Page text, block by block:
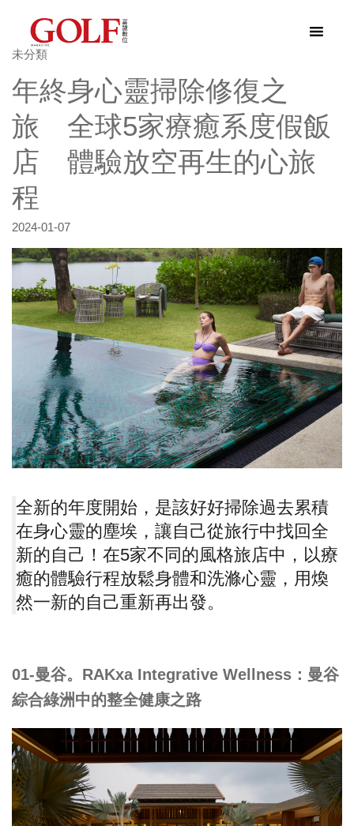
未分類
年終身心靈掃除修復之
旅 全球5家療癒系度假飯
店 體驗放空再生的心旅
程
2024-01-07
全新的年度開始，是該好好掃除過去累積
在身心靈的塵埃，讓自己從旅行中找回全
新的自己！在5家不同的風格旅店中，以療
癒的體驗行程放鬆身體和洗滌心靈，用煥
然一新的自己重新再出發。
01-曼谷。RAKxa Integrative Wellness：曼谷
綜合綠洲中的整全健康之路